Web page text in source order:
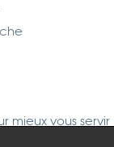
mieux vous servir